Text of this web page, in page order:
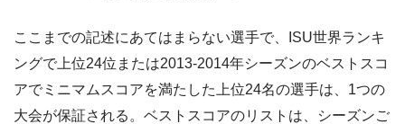
ここまでの記述にあてはまらない選手で、ISU世界ランキ
ングで上位24位または2013-2014年シーズンのベストスコ
アでミニマムスコアを満たした上位24名の選手は、1つの
大会が保証される。ベストスコアのリストは、シーズンご